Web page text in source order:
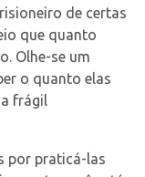
de certas
que quanto
Olhe-se um
o quanto elas
frágil
por praticá-las